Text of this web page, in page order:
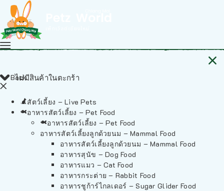
ไม่มีสินค้าในตะกร้า
Back
สัตว์เลี้ยง – Live Pets
อาหารสัตว์เลี้ยง – Pet Food
อาหารสัตว์เลี้ยง – Pet Food
อาหารสัตว์เลี้ยงลูกด้วยนม – Mammal Food
อาหารสัตว์เลี้ยงลูกด้วยนม – Mammal Food
อาหารสุนัข – Dog Food
อาหารแมว – Cat Food
อาหารกระต่าย – Rabbit Food
อาหารชูก้าร์ไกลเดอร์ – Sugar Glider Food